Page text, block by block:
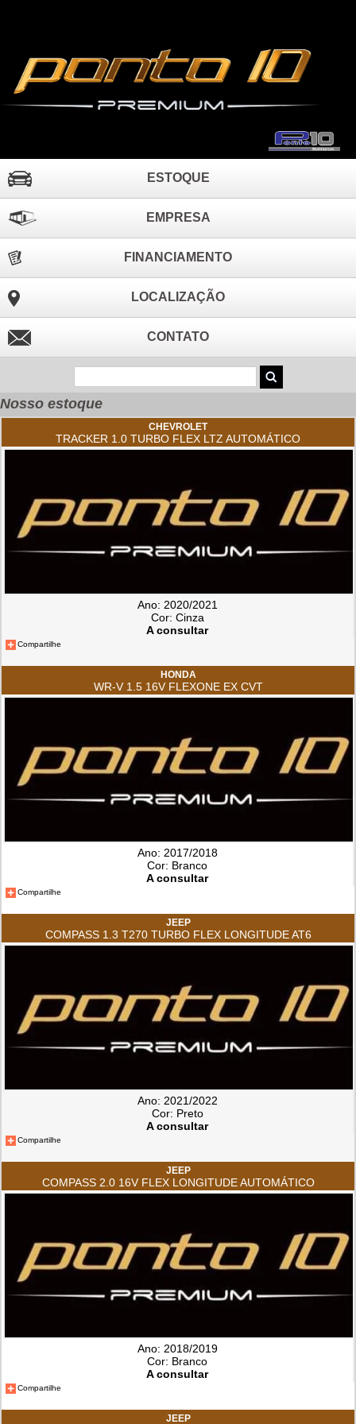
ESTOQUE
EMPRESA
FINANCIAMENTO
LOCALIZAÇÃO
CONTATO
Nosso estoque
CHEVROLET
TRACKER 1.0 TURBO FLEX LTZ AUTOMÁTICO
Ano: 2020/2021
Cor: Cinza
A consultar
Compartilhe
HONDA
WR-V 1.5 16V FLEXONE EX CVT
Ano: 2017/2018
Cor: Branco
A consultar
Compartilhe
JEEP
COMPASS 1.3 T270 TURBO FLEX LONGITUDE AT6
Ano: 2021/2022
Cor: Preto
A consultar
Compartilhe
JEEP
COMPASS 2.0 16V FLEX LONGITUDE AUTOMÁTICO
Ano: 2018/2019
Cor: Branco
A consultar
Compartilhe
JEEP